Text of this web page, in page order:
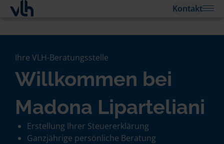
Kontakt
Ihre VLH-Beratungsstelle
Willkommen bei
Madona Liparteliani
Erstellung Ihrer Steuererklärung
Ganzjährige persönliche Beratung